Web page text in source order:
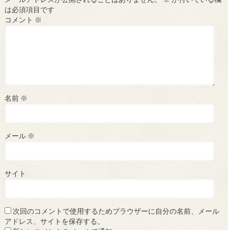
は必須項目です
コメント ※
名前 ※
メール ※
サイト
次回のコメントで使用するためブラウザーに自分の名前、メール
アドレス、サイトを保存する。